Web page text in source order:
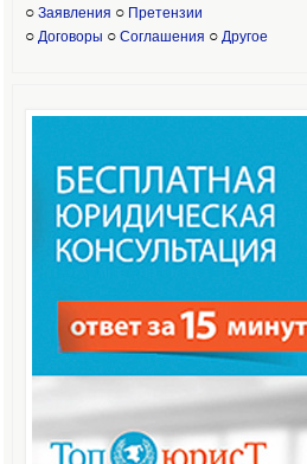
○ Заявления ○ Претензии
○ Договоры ○ Соглашения ○ Другое